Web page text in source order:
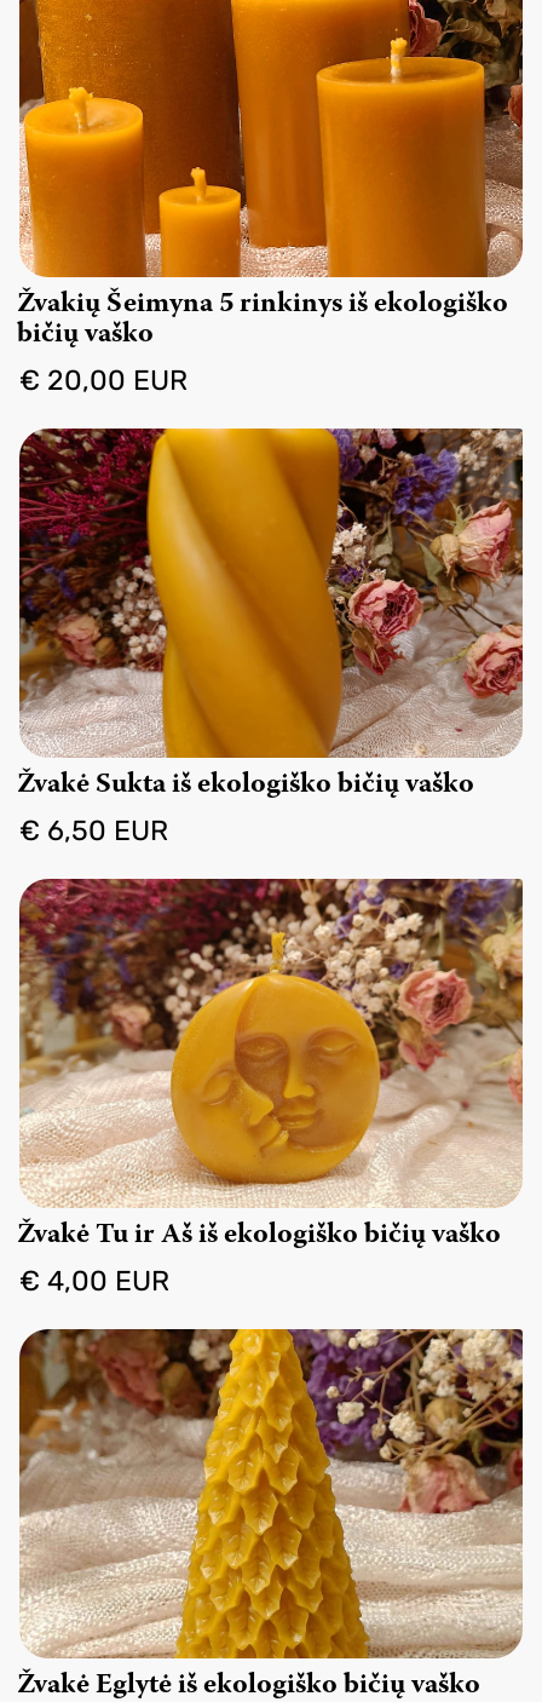
Žvakių Šeimyna 5 rinkinys iš ekologiško
bičių vaško
€ 20,00 EUR
Žvakė Sukta iš ekologiško bičių vaško
€ 6,50 EUR
Žvakė Tu ir Aš iš ekologiško bičių vaško
€ 4,00 EUR
Žvakė Eglytė iš ekologiško bičių vaško